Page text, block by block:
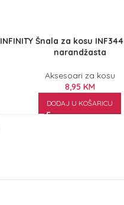
INFINITY Šnala za kosu
narandžasta
Aksesoari za kosu
8,95 KM
DODAJ U KOŠARICU